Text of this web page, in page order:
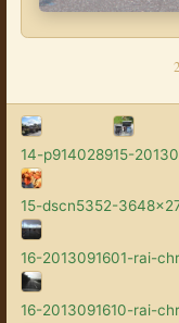
14-p914028915-
15-dscn5352-
16-2013091601-rai-
16-2013091610-rai-